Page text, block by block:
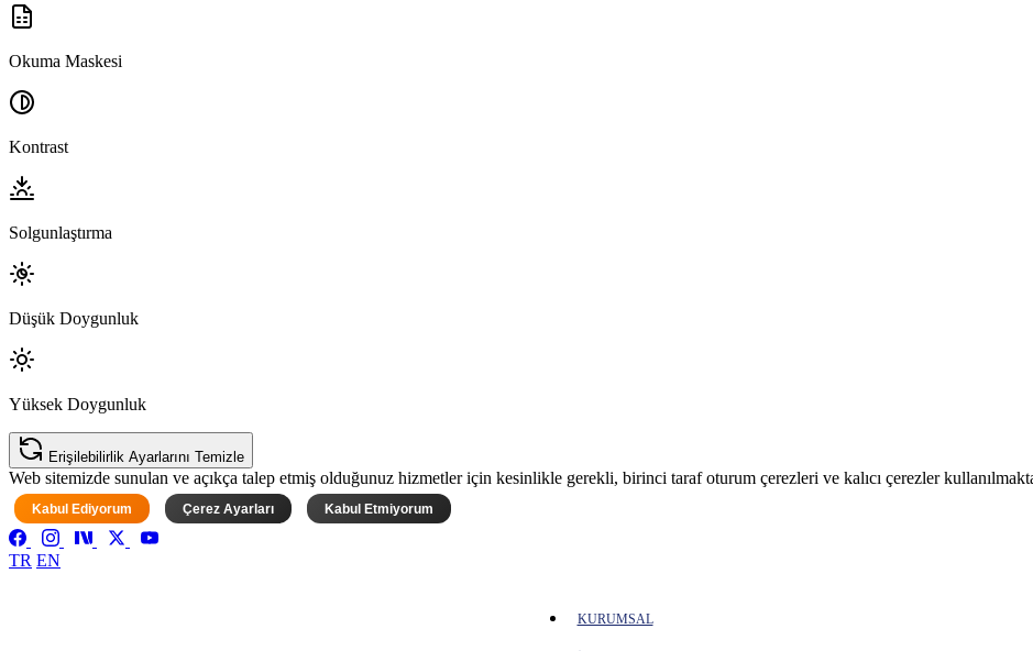
Okuma Maskesi
Kontrast
Solgunlaştırma
Düşük Doygunluk
Yüksek Doygunluk
Erişilebilirlik Ayarlarını Temizle
Web sitemizde sunulan ve açıkça talep etmiş olduğunuz hizmetler için kesinlikle gerekli, birinci taraf oturum çerezleri ve kalıcı çerezler
Kabul Ediyorum Çerez Ayarları Kabul Etmiyorum
TR EN
KURUMSAL